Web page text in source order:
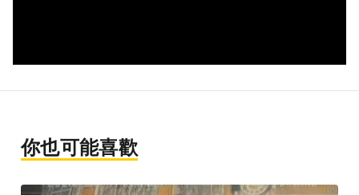
你也可能喜歡